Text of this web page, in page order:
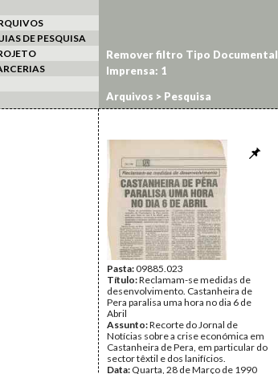
DE PESQUISA
Arquivos > Pesquisa
Remover filtro Tipo Documental
Imprensa: 1
Pasta:09885.023
Título:Reclamam-se medidas de
desenvolvimento. Castanheira de
Pera paralisa uma hora no dia 6 de
Abril
Assunto:Recorte do Jornal de
Notícias sobre a crise económica em
Castanheira de Pera, em particular do
sector têxtil e dos lanifícios.
Data: Quarta, 28 de Março de 1990